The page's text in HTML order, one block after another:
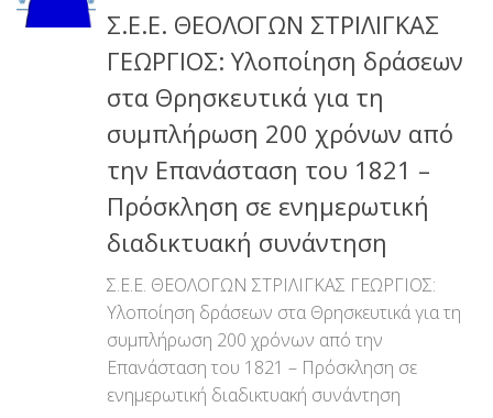
Σ.Ε.Ε. ΘΕΟΛΟΓΩΝ ΣΤΡΙΛΙΓΚΑΣ
ΓΕΩΡΓΙΟΣ: Υλοποίηση δράσεων
στα Θρησκευτικά για τη
συμπλήρωση 200 χρόνων από
την Επανάσταση του 1821 –
Πρόσκληση σε ενημερωτική
διαδικτυακή συνάντηση
Σ.Ε.Ε. ΘΕΟΛΟΓΩΝ ΣΤΡΙΛΙΓΚΑΣ ΓΕΩΡΓΙΟΣ:
Υλοποίηση δράσεων στα Θρησκευτικά για τη
συμπλήρωση 200 χρόνων από την
Επανάσταση του 1821 – Πρόσκληση σε
ενημερωτική διαδικτυακή συνάντηση